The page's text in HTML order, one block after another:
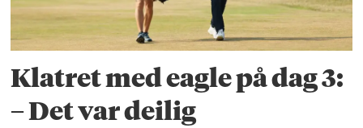
Klatret med eagle på dag 3:
– Det var deilig